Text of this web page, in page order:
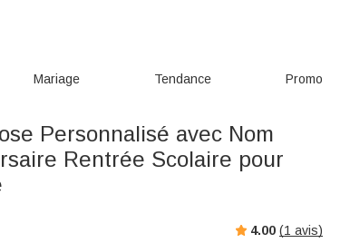
Mariage Tendance Promo
Personnalisé avec Nom
Rentrée Scolaire pour
4.00 (1 avis)